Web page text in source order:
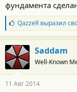
фундамента
Б
л
а
г
о
д
а
н
QazzeRвыразил
Saddam
Well-Known
11 Авг 2014